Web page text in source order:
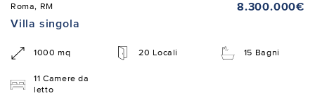
Roma, RM
8.300.000€
Villa singola
1000 mq 20 Locali 15 Bagni
11 Camere da
letto